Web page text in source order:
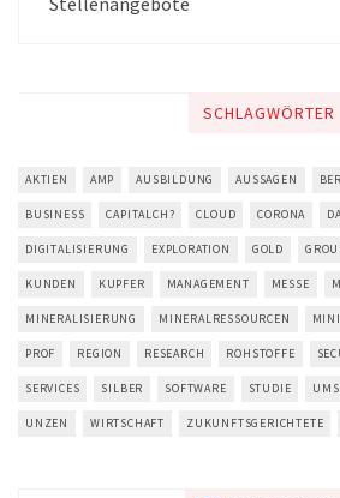
SCHLAGWÖRTER
AKTIEN AMP AUSBILDUNG AUSSAGEN
BUSINESS CAPITALCH? CLOUD CORONA
DIGITALISIERUNG EXPLORATION GOLD
KUNDEN KUPFER MANAGEMENT MESSE
MINERALISIERUNG MINERALRESSOURCEN
PROF REGION RESEARCH ROHSTOFFE
SERVICES SILBER SOFTWARE STUDIE
UNZEN WIRTSCHAFT ZUKUNFTSGERICHTETE